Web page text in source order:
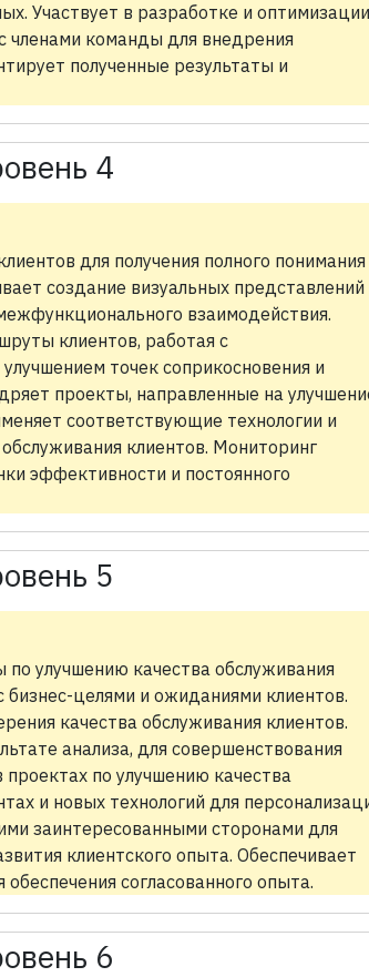
Участвует в разработке и оптимизации
членами команды для внедрения
полученные результаты и
4
для получения полного понимания
создание визуальных представлений
взаимодействия.
клиентов, работая с
точек соприкосновения и
проекты, направленные на
соответствующие технологии и
клиентов. Мониторинг
эффективности и постоянного
5
улучшению качества обслуживания
бизнес-целями и ожиданиями клиентов.
качества обслуживания клиентов.
анализа, для совершенствования
по улучшению качества
и новых технологий для
заинтересованными сторонами для
клиентского опыта. Обеспечивает
согласованного опыта.
6